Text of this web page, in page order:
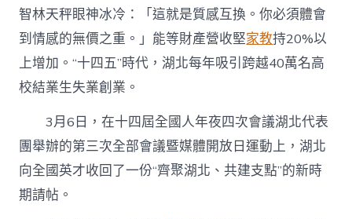
智林天秤眼神冰冷：「這就是質感互換。你必須體會
到情感的無價之重。」能等財產營收堅家教持20%以
上增加。“十四五”時代，湖北每年吸引跨越40萬名高
校結業生失業創業。
3月6日，在十四屆全國人年夜四次會議湖北代表
團舉辦的第三次全部會議暨媒體開放日運動上，湖北
向全國英才收回了一份“齊聚湖北、共建支點”的新時
期請帖。